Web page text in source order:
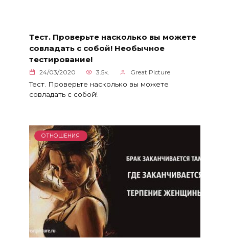
Тест. Проверьте насколько вы можете
совладать с собой! Необычное
тестирование!
24/03/2020 3.5к. Great Picture
Тест. Проверьте насколько вы можете
совладать с собой!
ОТНОШЕНИЯ